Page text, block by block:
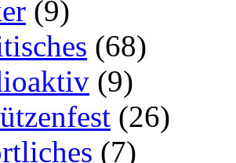
(9)
(68)
(9)
(26)
(7)